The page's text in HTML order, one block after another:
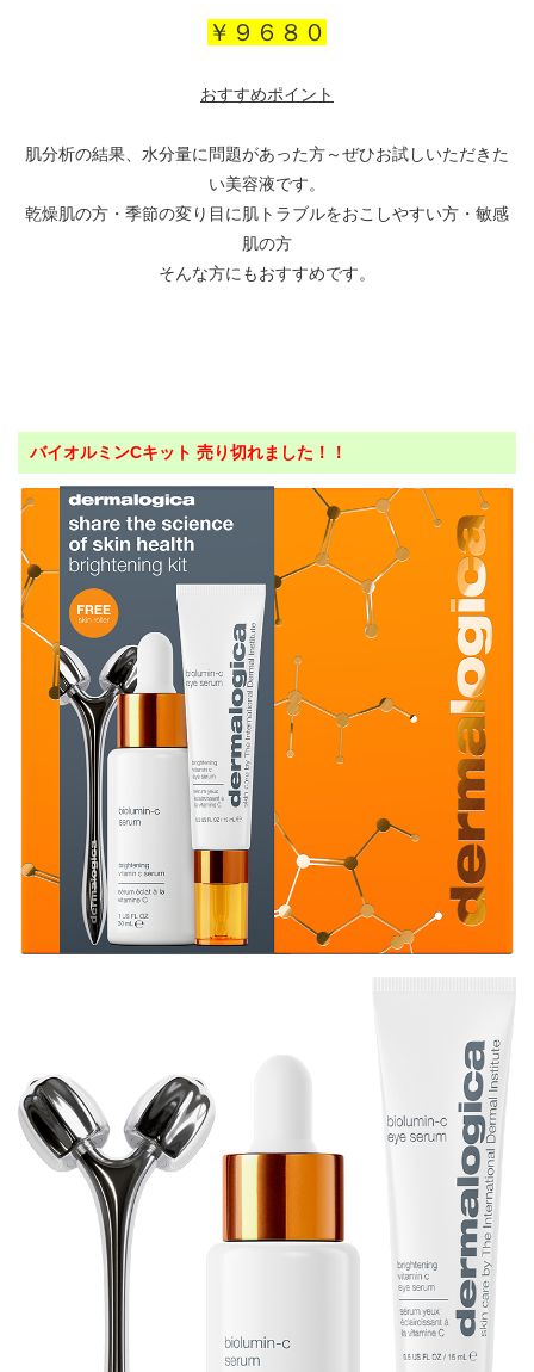
￥９６８０
おすすめポイント
肌分析の結果、水分量に問題があった方～ぜひお試しいただきた
い美容液です。
乾燥肌の方・季節の変り目に肌トラブルをおこしやすい方・敏感
肌の方
そんな方にもおすすめです。
バイオルミンCキット 売り切れました！！